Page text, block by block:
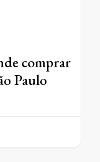
comprar
Paulo